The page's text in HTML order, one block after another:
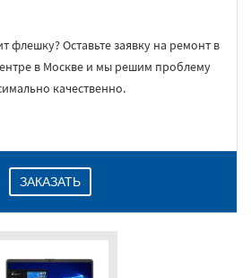
флешку? Оставьте заявку на ремонт в
в Москве и мы решим проблему
качественно.
ЗАКАЗАТЬ